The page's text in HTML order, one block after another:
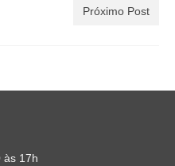
Próximo Post
às 17h